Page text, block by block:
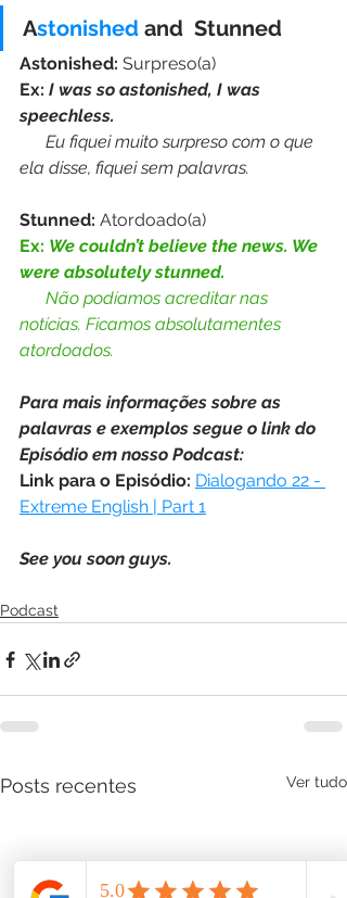
Astonished and  Stunned
Astonished: Surpreso(a)
Ex: I was so astonished, I was
speechless.
Eu fiquei muito surpreso com o que
ela disse, fiquei sem palavras.
Stunned: Atordoado(a)
Ex: We couldn’t believe the news. We
were absolutely stunned.
Não podíamos acreditar nas
notícias. Ficamos absolutamentes
atordoados.
Para mais informações sobre as
palavras e exemplos segue o link do
Episódio em nosso Podcast:
Link para o Episódio: Dialogando 22 -
Extreme English | Part 1
See you soon guys.
Podcast
Posts recentes Ver tudo